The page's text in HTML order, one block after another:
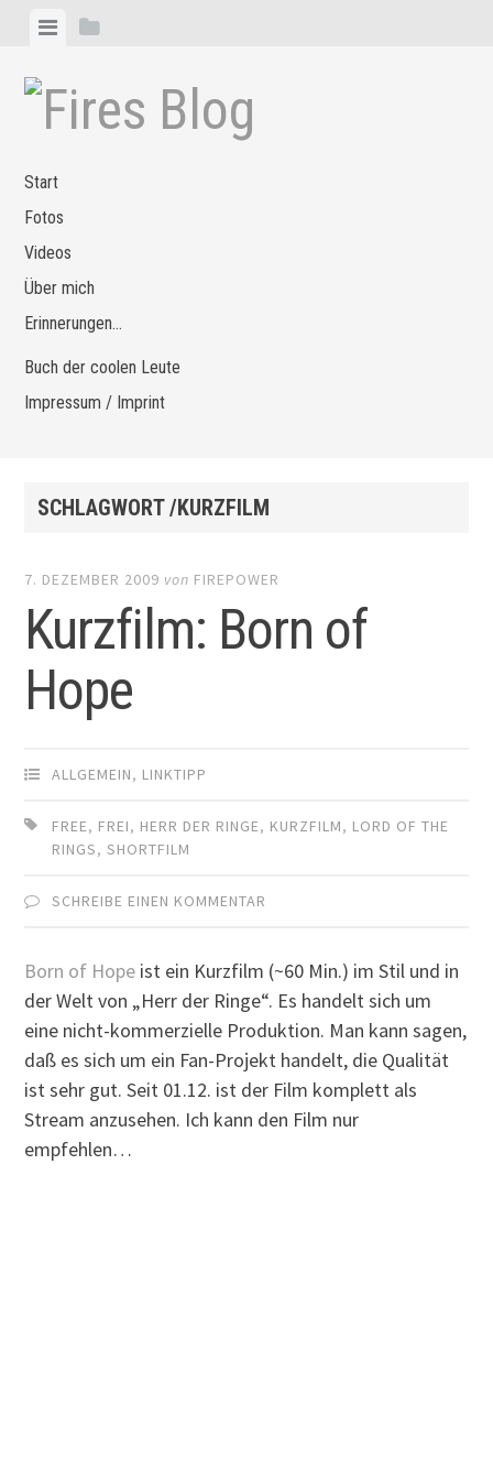
Zum
springen
MenüSeitenleiste
Start
Fotos
Videos
Über mich
Erinnerungen…
Buch der coolen Leute
Impressum / Imprint
SCHLAGWORT /KURZFILM
7. DEZEMBER 2009 von FIREPOWER
Kurzfilm: Born of
Hope
ALLGEMEIN, LINKTIPP
FREE, FREI, HERR DER RINGE, KURZFILM, LORD OF THE
RINGS,SHORTFILM
SCHREIBE EINEN KOMMENTAR
Born of Hope ist ein Kurzfilm (~60 Min.) im Stil und in
der Welt von „Herr der Ringe“. Es handelt sich um
eine nicht-kommerzielle Produktion. Man kann sagen,
daß es sich um ein Fan-Projekt handelt, die Qualität
ist sehr gut. Seit 01.12. ist der Film komplett als
Stream anzusehen. Ich kann den Film nur
empfehlen…